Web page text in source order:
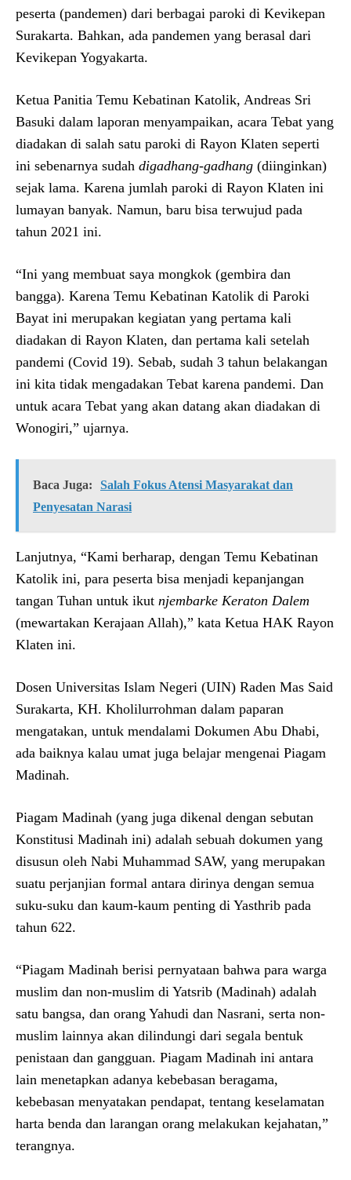
peserta (pandemen) dari berbagai paroki di Kevikepan
Surakarta. Bahkan, ada pandemen yang berasal dari
Kevikepan Yogyakarta.
Ketua Panitia Temu Kebatinan Katolik, Andreas Sri
Basuki dalam laporan menyampaikan, acara Tebat yang
diadakan di salah satu paroki di Rayon Klaten seperti
ini sebenarnya sudah digadhang-gadhang (diinginkan)
sejak lama. Karena jumlah paroki di Rayon Klaten ini
lumayan banyak. Namun, baru bisa terwujud pada
tahun 2021 ini.
“Ini yang membuat saya mongkok (gembira dan
bangga). Karena Temu Kebatinan Katolik di Paroki
Bayat ini merupakan kegiatan yang pertama kali
diadakan di Rayon Klaten, dan pertama kali setelah
pandemi (Covid 19). Sebab, sudah 3 tahun belakangan
ini kita tidak mengadakan Tebat karena pandemi. Dan
untuk acara Tebat yang akan datang akan diadakan di
Wonogiri,” ujarnya.
Baca Juga:
Salah Fokus Atensi Masyarakat dan
Penyesatan Narasi
Lanjutnya, “Kami berharap, dengan Temu Kebatinan
Katolik ini, para peserta bisa menjadi kepanjangan
tangan Tuhan untuk ikut njembarke Keraton Dalem
(mewartakan Kerajaan Allah),” kata Ketua HAK Rayon
Klaten ini.
Dosen Universitas Islam Negeri (UIN) Raden Mas Said
Surakarta, KH. Kholilurrohman dalam paparan
mengatakan, untuk mendalami Dokumen Abu Dhabi,
ada baiknya kalau umat juga belajar mengenai Piagam
Madinah.
Piagam Madinah (yang juga dikenal dengan sebutan
Konstitusi Madinah ini) adalah sebuah dokumen yang
disusun oleh Nabi Muhammad SAW, yang merupakan
suatu perjanjian formal antara dirinya dengan semua
suku-suku dan kaum-kaum penting di Yasthrib pada
tahun 622.
“Piagam Madinah berisi pernyataan bahwa para warga
muslim dan non-muslim di Yatsrib (Madinah) adalah
satu bangsa, dan orang Yahudi dan Nasrani, serta non-
muslim lainnya akan dilindungi dari segala bentuk
penistaan dan gangguan. Piagam Madinah ini antara
lain menetapkan adanya kebebasan beragama,
kebebasan menyatakan pendapat, tentang keselamatan
harta benda dan larangan orang melakukan kejahatan,”
terangnya.